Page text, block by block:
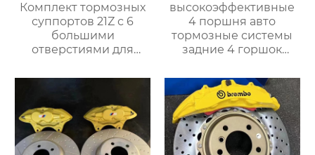
Комплект тормозных
суппортов 21Z с 6
большими
отверстиями для
диаметром 380-390-
диаметром 19 дюймов
и выше Audi
Mercedes-benz BMW
высокоэффективные
4 поршня авто
тормозные системы
задние 4 горшок
9202 для nissan 300zx
350z 370z большой
тормозной комплект